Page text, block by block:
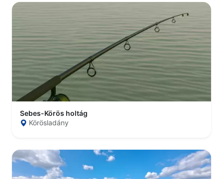
Sebes-Körös holtág
Körösladány